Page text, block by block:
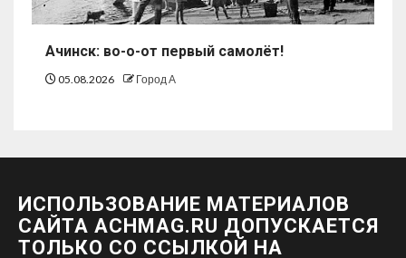
Ачинск: во-о-от первый самолёт!
05.08.2026 Город А
ИСПОЛЬЗОВАНИЕ МАТЕРИАЛОВ
САЙТА ACHMAG.RU ДОПУСКАЕТСЯ
ТОЛЬКО СО ССЫЛКОЙ НА